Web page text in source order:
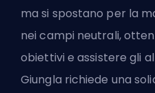
ma si spostano per la
nei campi neutrali,
obiettivi e assistere gli
Giungla richiede una